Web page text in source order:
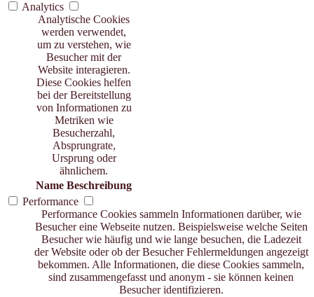
Analytics
Analytische Cookies
werden verwendet,
um zu verstehen, wie
Besucher mit der
Website interagieren.
Diese Cookies helfen
bei der Bereitstellung
von Informationen zu
Metriken wie
Besucherzahl,
Absprungrate,
Ursprung oder
ähnlichem.
Name Beschreibung
Performance
Performance Cookies sammeln Informationen darüber, wie
Besucher eine Webseite nutzen. Beispielsweise welche Seiten
Besucher wie häufig und wie lange besuchen, die Ladezeit
der Website oder ob der Besucher Fehlermeldungen angezeigt
bekommen. Alle Informationen, die diese Cookies sammeln,
sind zusammengefasst und anonym - sie können keinen
Besucher identifizieren.